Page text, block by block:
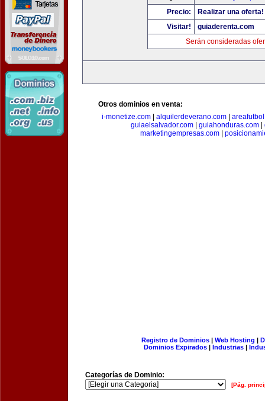
Precio:
Realizar una oferta!
Visitar!
guiaderenta.com
Serán consideradas
Otros dominios en venta:
i-monetize.com
alquilerdeverano.com
guiaelsalvador.com| guiahonduras.com|
marketingempresas.com
Registro de Dominios| Web Hosting |
Dominios Expirados | Industrias |
Categorías de Dominio:
[Pág.